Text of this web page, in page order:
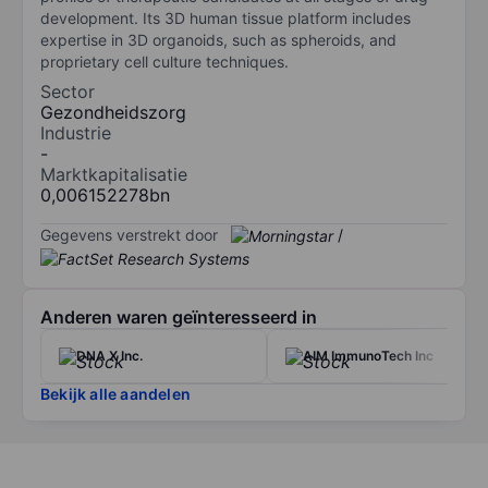
development. Its 3D human tissue platform includes
expertise in 3D organoids, such as spheroids, and
proprietary cell culture techniques.
Sector
Gezondheidszorg
Industrie
-
Marktkapitalisatie
0,006152278bn
Gegevens verstrekt door /
Anderen waren geïnteresseerd in
DNA X Inc. AIM ImmunoTech Inc
Bekijk alle aandelen